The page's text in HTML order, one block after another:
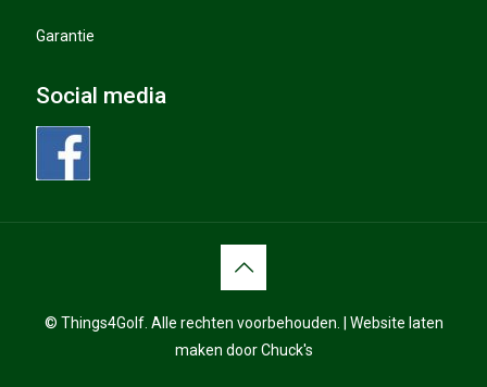
Garantie
Social media
© Things4Golf. Alle rechten voorbehouden. | Website laten
maken door Chuck's